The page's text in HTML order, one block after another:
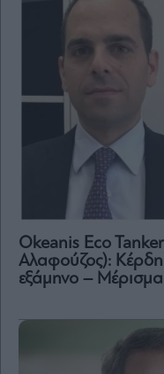
Okeanis Eco
Αλαφούζος):
εξάμηνο –